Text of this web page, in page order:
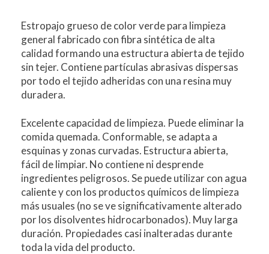
Estropajo grueso de color verde para limpieza
general fabricado con fibra sintética de alta
calidad formando una estructura abierta de tejido
sin tejer. Contiene partículas abrasivas dispersas
por todo el tejido adheridas con una resina muy
duradera.
Excelente capacidad de limpieza. Puede eliminar la
comida quemada. Conformable, se adapta a
esquinas y zonas curvadas. Estructura abierta,
fácil de limpiar. No contiene ni desprende
ingredientes peligrosos. Se puede utilizar con agua
caliente y con los productos químicos de limpieza
más usuales (no se ve significativamente alterado
por los disolventes hidrocarbonados). Muy larga
duración. Propiedades casi inalteradas durante
toda la vida del producto.